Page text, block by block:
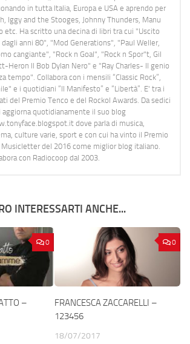
in tutta Italia, Europa e USA e aprendo per
Iggy and the Stooges, Johnny Thunders, Manu
etc. Ha scritto una decina di libri tra cui "Uscito
dagli anni 80", "Mod Generations", "Paul Weller,
cangiante", "Rock n Goal", "Rock n Spor"t, Gil
Heron Il Bob Dylan Nero" e "Ray Charles- Il genio
tempo". Collabora con i mensili “Classic Rock”,
e i quotidiani “Il Manifesto” e “Libertà”. E' tra i
del Premio Tenco e del Rockol Awards. Da sedici
aggiorna quotidianamente il suo blog
dove parla di musica,
culture varie, sport e con cui ha vinto il Premio
del 2016 come miglior blog italiano.
con Radiocoop dal 2003.
INTERESSARTI ANCHE...
0
–
0
FRANCESCA ZACCARELLI –
123456
18/07/2017